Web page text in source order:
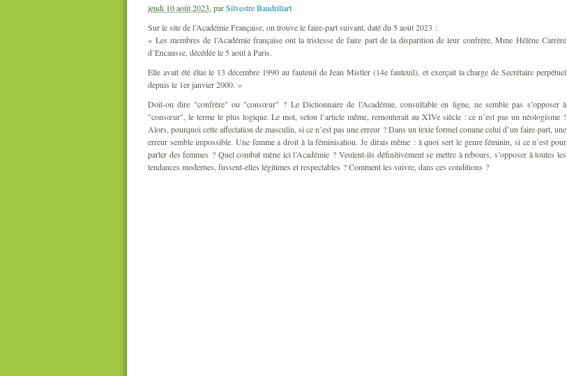
jeudi 10 août 2023, parSilvestre Baudrillart
Sur le site de l’Académie Française, on trouve le faire-part suivant, daté du 5 août 2023 :
« Les membres de l’Académie française ont la tristesse de faire part de la disparition de leur confrère, Mme Hélène Carrère
d’Encausse, décédée le 5 août à Paris.
Elle avait été élue le 13 décembre 1990 au fauteuil de Jean Mistler (14e fauteuil), et exerçait la charge de Secrétaire perpétuel
depuis le 1er janvier 2000. »
Doit-on dire "confrère" ou "consœur" ? Le Dictionnaire de l’Académie, consultable en ligne, ne semble pas s’opposer à
"consœur", le terme le plus logique. Le mot, selon l’article même, remonterait au XIVe siècle : ce n’est pas un néologisme !
Alors, pourquoi cette affectation de masculin, si ce n’est pas une erreur ? Dans un texte formel comme celui d’un faire-part, une
erreur semble impossible. Une femme a droit à la féminisation. Je dirais même : à quoi sert le genre féminin, si ce n’est pour
parler des femmes ? Quel combat mène ici l’Académie ? Veulent-ils définitivement se mettre à rebours, s’opposer à toutes les
tendances modernes, fussent-elles légitimes et respectables ? Comment les suivre, dans ces conditions ?